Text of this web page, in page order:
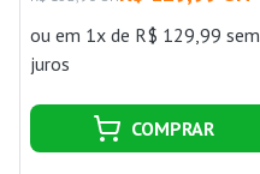
ou em 1x de R$ 129,99 sem
juros
COMPRAR